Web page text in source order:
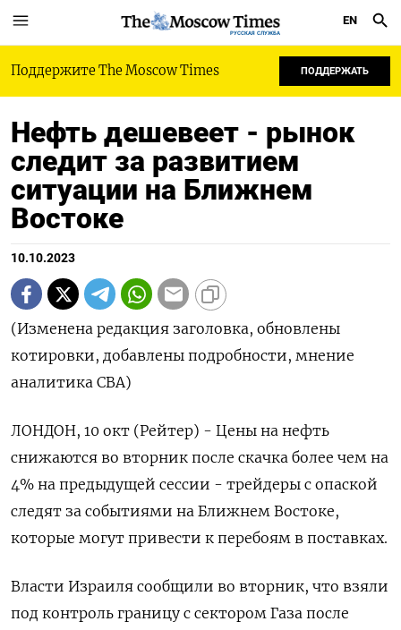
РУССКАЯ СЛУЖБА
EN
Поддержите The Moscow Times ПОДДЕРЖАТЬ
Нефть дешевеет - рынок
следит за развитием
ситуации на Ближнем
Востоке
10.10.2023
(Изменена редакция заголовка, обновлены
котировки, добавлены подробности, мнение
аналитика CBA)
ЛОНДОН, 10 окт (Рейтер) - Цены на нефть
снижаются во вторник после скачка более чем на
4% на предыдущей сессии - трейдеры с опаской
следят за событиями на Ближнем Востоке,
которые могут привести к перебоям в поставках.
Власти Израиля сообщили во вторник, что взяли
под контроль границу с сектором Газа после